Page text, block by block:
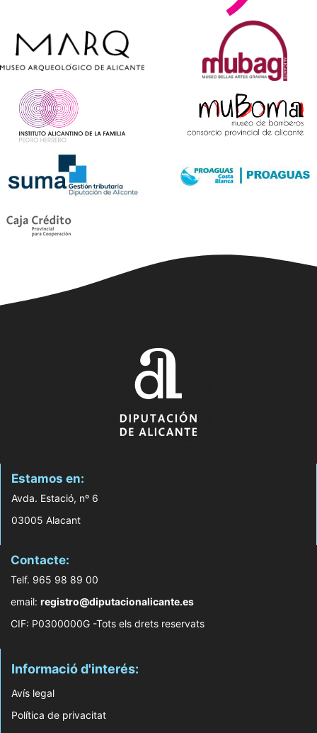
Estamos en:
Avda. Estació, nº 6
03005 Alacant
Contacte:
Telf. 965 98 89 00
email: registro@diputacionalicante.es
CIF: P0300000G -Tots els drets reservats
Informació d'interés:
Avís legal
Política de privacitat